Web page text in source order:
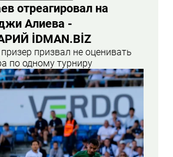
отреагировал на
Алиева -
İDMAN.BİZ
призвал не оценивать
по одному турниру